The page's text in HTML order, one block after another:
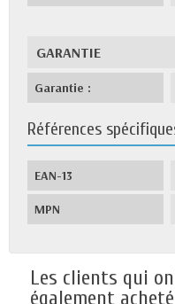
GARANTIE
Garantie :
Références
EAN-13
MPN
Les clients qui
également